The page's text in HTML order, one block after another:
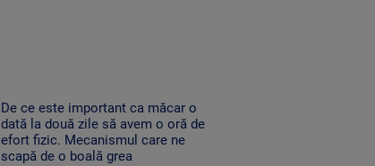
De ce este important ca măcar o
dată la două zile să avem o oră de
efort fizic. Mecanismul care ne
scapă de o boală grea